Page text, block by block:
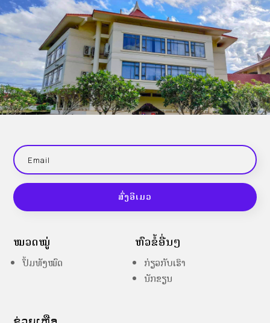
ສົ່ງອີເມວ
ໝວດໝູ່
ປຶ້ມທັງໝົດ
ຫົວຂໍ້ອື່ນໆ
ກ່ຽວກັບເຮົາ
ນັກຂຽນ